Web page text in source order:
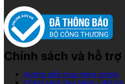
Chính sách và hỗ
Hướng dẫn mua hàng online